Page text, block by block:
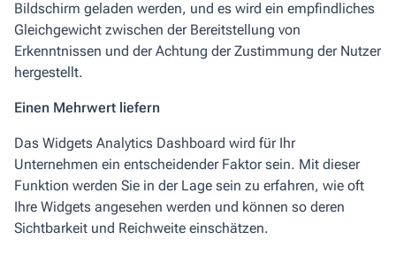
Bildschirm geladen werden, und es wird ein empfindliches
Gleichgewicht zwischen der Bereitstellung von
Erkenntnissen und der Achtung der Zustimmung der Nutzer
hergestellt.
Einen Mehrwert liefern
Das Widgets Analytics Dashboard wird für Ihr
Unternehmen ein entscheidender Faktor sein. Mit dieser
Funktion werden Sie in der Lage sein zu erfahren, wie oft
Ihre Widgets angesehen werden und können so deren
Sichtbarkeit und Reichweite einschätzen.